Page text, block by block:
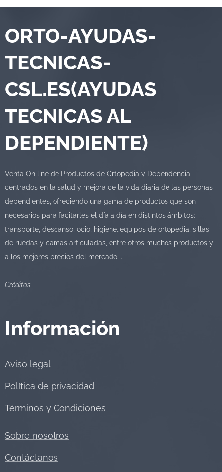
ORTO-AYUDAS-
TECNICAS-
CSL.ES(AYUDAS
TECNICAS AL
DEPENDIENTE)
Venta On line de Productos de Ortopedia y Dependencia
centrados en la salud y mejora de la vida diaria de las personas
dependientes, ofreciendo una gama de productos que son
necesarios para facitarles el día a día en distintos ámbitos:
transporte, descanso, ocio, higiene..equipos de ortopedia, sillas
de ruedas y camas articuladas, entre otros muchos productos y
a los mejores precios del mercado. .
Créditos
Información
Aviso legal
Política de privacidad
Términos y Condiciones
Sobre nosotros
Contáctanos